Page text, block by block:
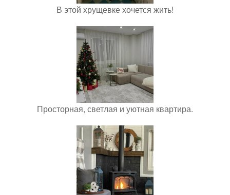
В этой хрущевке хочется жить!
Просторная, светлая и уютная квартира.